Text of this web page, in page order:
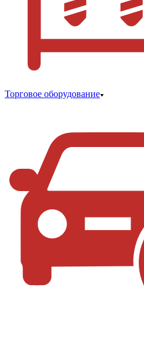
Торговое оборудование